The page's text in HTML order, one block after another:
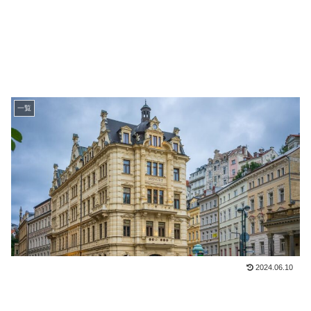
一覧
2024.06.10